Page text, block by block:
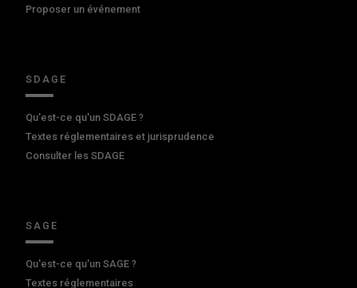
Proposer un événement
SDAGE
Qu'est-ce qu'un SDAGE ?
Textes réglementaires et jurisprudence
Consulter les SDAGE
SAGE
Qu'est-ce qu'un SAGE ?
Textes réglementaires